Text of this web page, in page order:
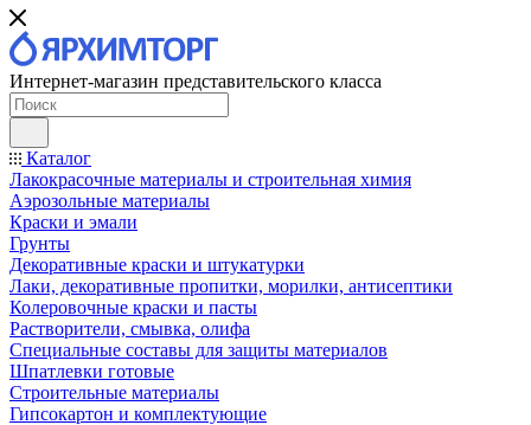
Интернет-магазин представительского класса
Каталог
Лакокрасочные материалы и строительная химия
Аэрозольные материалы
Краски и эмали
Грунты
Декоративные краски и штукатурки
Лаки, декоративные пропитки, морилки, антисептики
Колеровочные краски и пасты
Растворители, смывка, олифа
Специальные составы для защиты материалов
Шпатлевки готовые
Строительные материалы
Гипсокартон и комплектующие